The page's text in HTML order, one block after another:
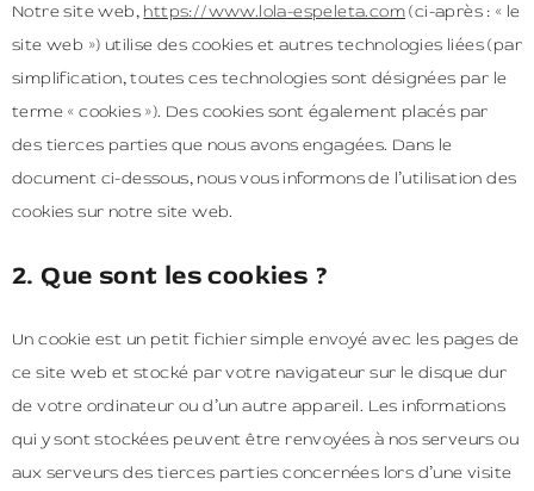
Notre site web, https://www.lola-espeleta.com(ci-après : « le
site web ») utilise des cookies et autres technologies liées (par
simplification, toutes ces technologies sont désignées par le
terme « cookies »). Des cookies sont également placés par
des tierces parties que nous avons engagées. Dans le
document ci-dessous, nous vous informons de l’utilisation des
cookies sur notre site web.
2. Que sont les cookies ?
Un cookie est un petit fichier simple envoyé avec les pages de
ce site web et stocké par votre navigateur sur le disque dur
de votre ordinateur ou d’un autre appareil. Les informations
qui y sont stockées peuvent être renvoyées à nos serveurs ou
aux serveurs des tierces parties concernées lors d’une visite